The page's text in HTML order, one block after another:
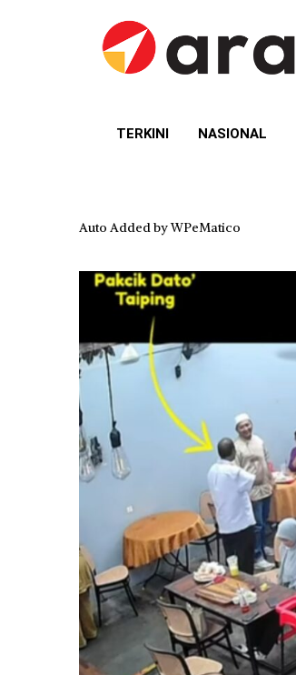
TERKINI NASIONAL
Auto Added by WPeMatico